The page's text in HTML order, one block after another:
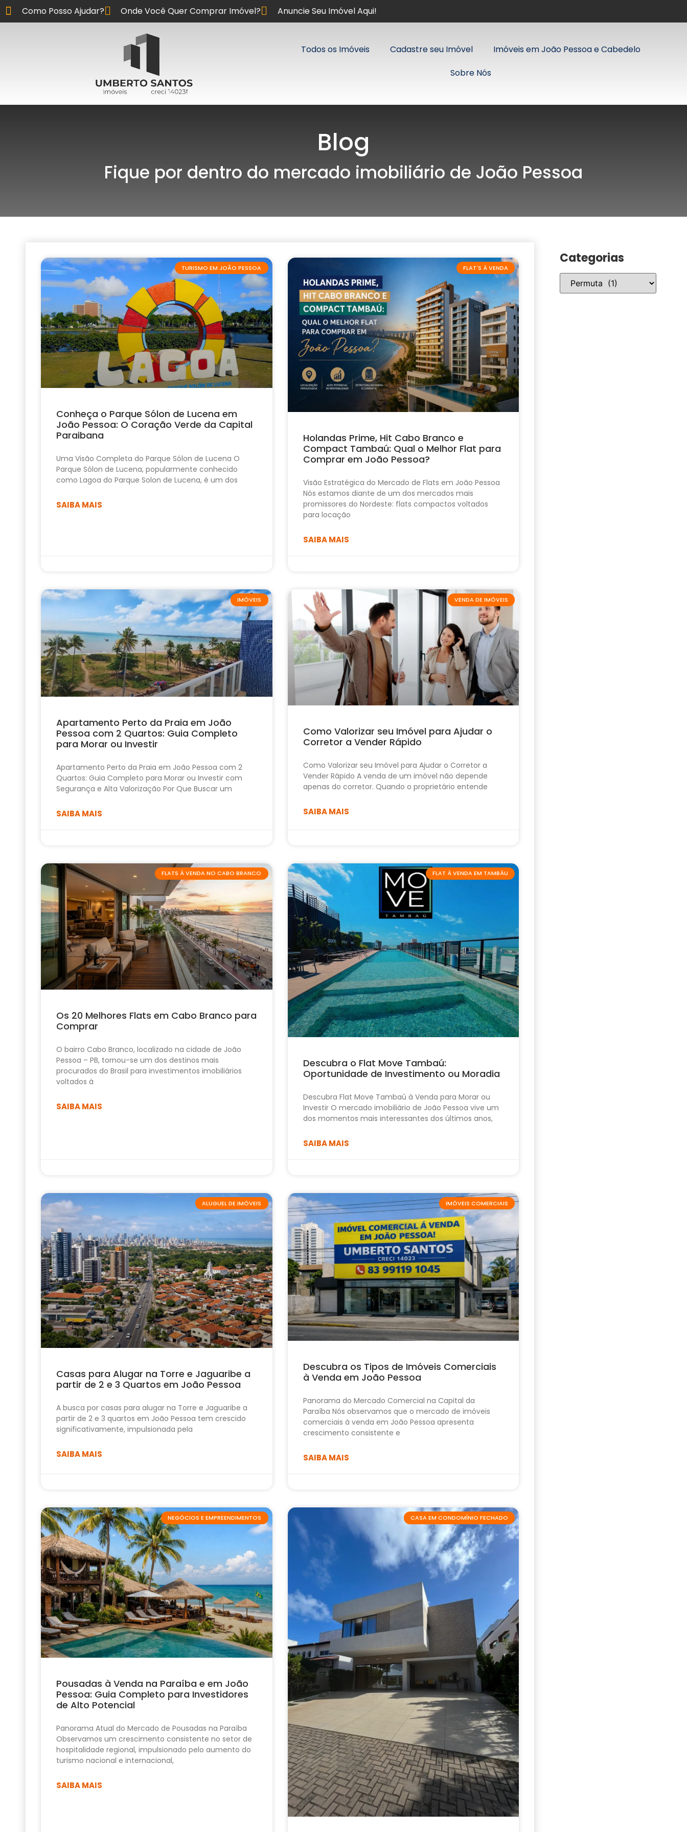
Anuncie Seu Imóvel Aqui!
Como Posso Ajudar? Onde Você Quer Comprar Imóvel?
Todos os Imóveis Cadastre seu Imóvel
Imóveis em João Pessoa e Cabedelo
Sobre Nós
Blog
Fique por dentro do mercado imobiliário de João Pessoa
TURISMO EM JOÃO PESSOA
Conheça o Parque Sólon de Lucena em
João Pessoa: O Coração Verde da Capital
Paraibana
Uma Visão Completa do Parque Sólon de Lucena O
Parque Sólon de Lucena, popularmente conhecido
como Lagoa do Parque Solon de Lucena, é um dos
SAIBA MAIS
FLAT'S À VENDA
Holandas Prime, Hit Cabo Branco e
Compact Tambaú: Qual o Melhor Flat para
Comprar em João Pessoa?
Visão Estratégica do Mercado de Flats em João Pessoa
Nós estamos diante de um dos mercados mais
promissores do Nordeste: flats compactos voltados
para locação
SAIBA MAIS
IMÓVEIS
Apartamento Perto da Praia em João
Pessoa com 2 Quartos: Guia Completo
para Morar ou Investir
Apartamento Perto da Praia em João Pessoa com 2
Quartos: Guia Completo para Morar ou Investir com
Segurança e Alta Valorização Por Que Buscar um
SAIBA MAIS
VENDA DE IMÓVEIS
Como Valorizar seu Imóvel para Ajudar o
Corretor a Vender Rápido
Como Valorizar seu Imóvel para Ajudar o Corretor a
Vender Rápido A venda de um imóvel não depende
apenas do corretor. Quando o proprietário entende
SAIBA MAIS
FLATS À VENDA NO CABO BRANCO
Os 20 Melhores Flats em Cabo Branco para
Comprar
O bairro Cabo Branco, localizado na cidade de João
Pessoa – PB, tornou-se um dos destinos mais
procurados do Brasil para investimentos imobiliários
voltados à
SAIBA MAIS
FLAT À VENDA EM TAMBÁU
Descubra o Flat Move Tambaú:
Oportunidade de Investimento ou Moradia
Descubra Flat Move Tambaú à Venda para Morar ou
Investir O mercado imobiliário de João Pessoa vive um
dos momentos mais interessantes dos últimos anos,
SAIBA MAIS
ALUGUEL DE IMÓVEIS
Casas para Alugar na Torre e Jaguaribe a
partir de 2 e 3 Quartos em João Pessoa
A busca por casas para alugar na Torre e Jaguaribe a
partir de 2 e 3 quartos em João Pessoa tem crescido
significativamente, impulsionada pela
SAIBA MAIS
IMÓVEIS COMERCIAIS
Descubra os Tipos de Imóveis Comerciais
à Venda em João Pessoa
Panorama do Mercado Comercial na Capital da
Paraíba Nós observamos que o mercado de imóveis
comerciais à venda em João Pessoa apresenta
crescimento consistente e
SAIBA MAIS
NEGÓCIOS E EMPREENDIMENTOS
Pousadas à Venda na Paraíba e em João
Pessoa: Guia Completo para Investidores
de Alto Potencial
Panorama Atual do Mercado de Pousadas na Paraíba
Observamos um crescimento consistente no setor de
hospitalidade regional, impulsionado pelo aumento do
turismo nacional e internacional,
SAIBA MAIS
CASA EM CONDOMÍNIO FECHADO
Categorias